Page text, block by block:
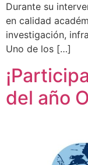
Durante su
en calidad
investigación,
Uno de los […]
del año